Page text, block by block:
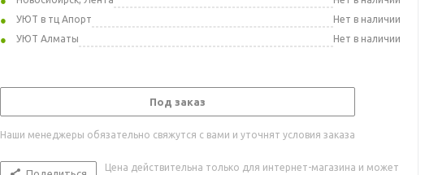
УЮТ в тц Апорт
Нет в наличии
УЮТ Алматы
Нет в наличии
Под заказ
Наши менеджеры обязательно свяжутся с вами и уточнят условия заказа
Цена действительна только для интернет-магазина и может